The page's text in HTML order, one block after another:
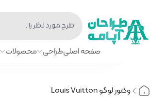
صفحه اصلیطراحی محصولات
وکتور لوگو Louis Vuitton